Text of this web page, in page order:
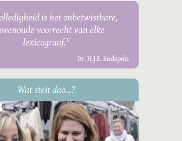
is het onbetwistbare,
voorrecht van elke
lexicograaf."
Dr. H.J.E. Endepols
Wat steit dao...?